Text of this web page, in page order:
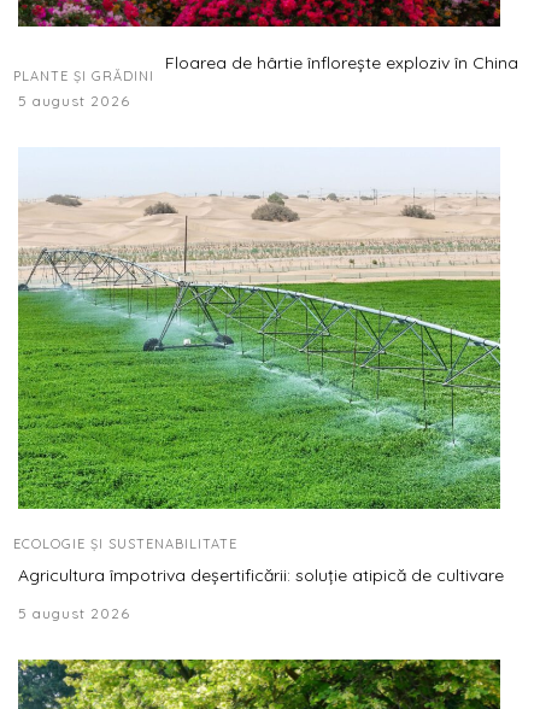
PLANTE ȘI GRĂDINI
Floarea de hârtie înflorește exploziv în China
5 august 2026
ECOLOGIE ȘI SUSTENABILITATE
Agricultura împotriva deșertificării: soluție atipică de cultivare
5 august 2026